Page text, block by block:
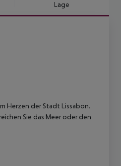
Lage
Herzen der Stadt Lissabon.
Sie das Meer oder den